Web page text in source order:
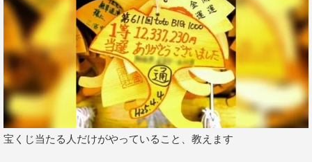
番組HP：https://www2.ctv.co.jp/dounanoka/back/
番組Twitter：https://twitter.com/jissaidounanoka
この記事の写真
宝くじ当たる人だけがやっていること、教えます